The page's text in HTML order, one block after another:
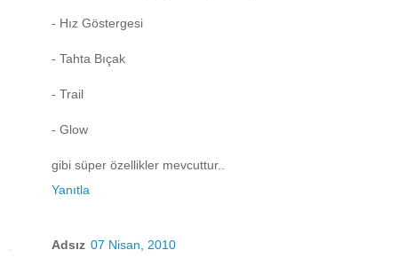
- Hız Göstergesi
- Tahta Bıçak
- Trail
- Glow
gibi süper özellikler mevcuttur..
Yanıtla
Adsız 07 Nisan, 2010